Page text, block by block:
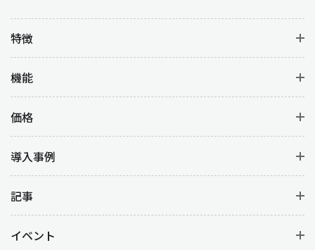
特徴
機能
価格
導入事例
記事
イベント